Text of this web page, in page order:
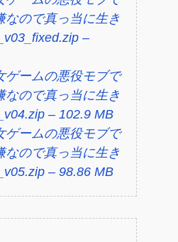
なので真っ当に生き
–
ゲームの悪役モブで
なので真っ当に生き
– 102.9 MB
ゲームの悪役モブで
なので真っ当に生き
– 98.86 MB